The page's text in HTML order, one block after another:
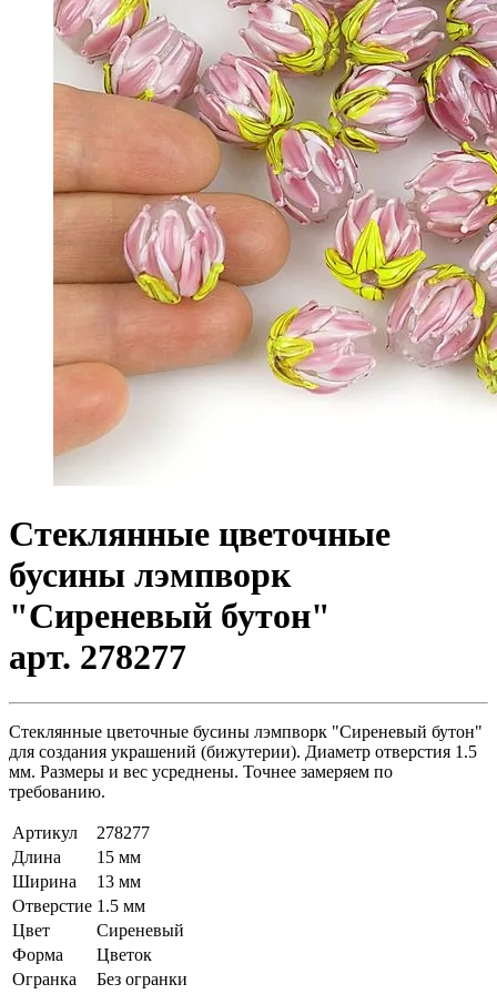
Стеклянные цветочные
бусины лэмпворк
"Сиреневый бутон"
арт. 278277
Стеклянные цветочные бусины лэмпворк "Сиреневый бутон"
для создания украшений (бижутерии). Диаметр отверстия 1.5
мм. Размеры и вес усреднены. Точнее замеряем по
требованию.
Артикул
278277
Длина
15 мм
Ширина
13 мм
Отверстие 1.5 мм
Цвет
Сиреневый
Форма
Цветок
Огранка
Без огранки